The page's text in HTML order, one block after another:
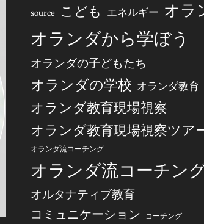
source こども エネルギー オラ
オランダから学ぼう
オランダの子どもたち
オランダの学校 オランダ教育
オランダ教育現場視察
オランダ教育現場視察ツア
オランダ流コーチング
オランダ流コーチン
オルタナティブ教育
コミュニケーション コーチング